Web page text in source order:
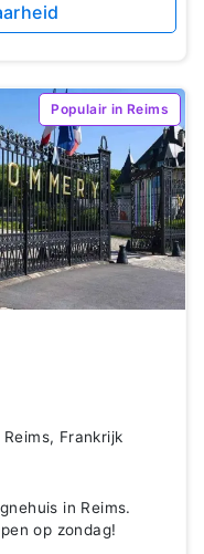
Populair in Reims
Frankrijk
in Reims.
op zondag!